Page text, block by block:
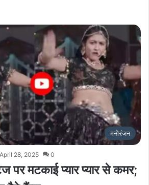
मनोरंजन
April 28, 2025 0
पर मटकाई प्यार प्यार से कमर;